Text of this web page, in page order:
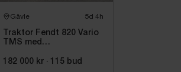
Gävle 5d 4h
Traktor Fendt 820 Vario
TMS med
182 000 kr · 115 bud